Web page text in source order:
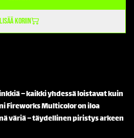
Lisää koriin
– kaikki yhdessä loistavat kuin
Fireworks Multicolor on iloa
väriä – täydellinen piristys arkeen